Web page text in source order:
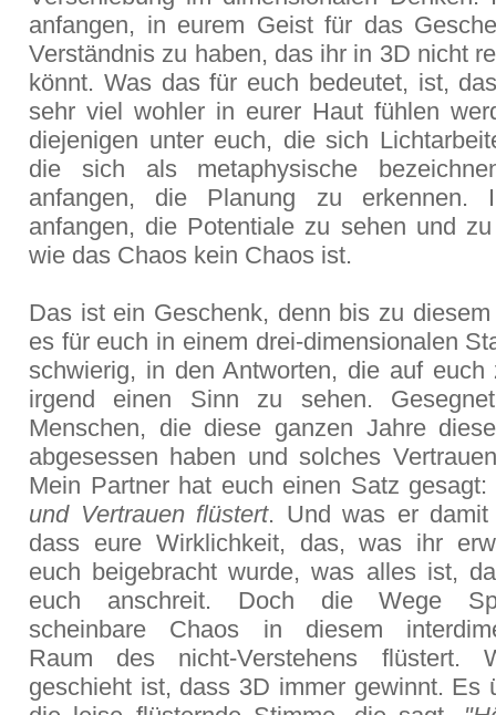
anfangen, in eurem Geist für das
Verständnis zu haben, das ihr in 3D nicht
könnt. Was das für euch bedeutet, ist,
sehr viel wohler in eurer Haut fühlen
diejenigen unter euch, die sich
die sich als metaphysische
anfangen, die Planung zu erkennen.
anfangen, die Potentiale zu sehen und
wie das Chaos kein Chaos ist.
Das ist ein Geschenk, denn bis zu
es für euch in einem drei-dimensionalen
schwierig, in den Antworten, die auf euch
irgend einen Sinn zu sehen.
Menschen, die diese ganzen Jahre
abgesessen haben und solches
Mein Partner hat euch einen Satz gesagt:
und Vertrauen flüstert. Und was er damit
dass eure Wirklichkeit, das, was ihr
euch beigebracht wurde, was alles ist,
euch anschreit. Doch die Wege
scheinbare Chaos in diesem
Raum des nicht-Verstehens flüstert.
geschieht ist, dass 3D immer gewinnt. Es